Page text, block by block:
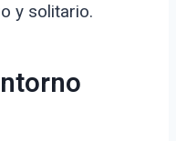
y solitario.